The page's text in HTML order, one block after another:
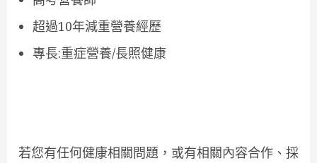
超過10年減重營養經歷
專長:重症營養/長照健康
若您有任何健康相關問題，或有相關內容合作、採